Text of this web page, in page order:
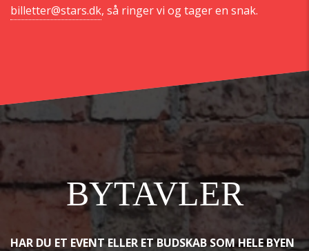
billetter@stars.dk, så ringer vi og tager en snak.
BYTAVLER
HAR DU ET EVENT ELLER ET BUDSKAB SOM HELE BYEN